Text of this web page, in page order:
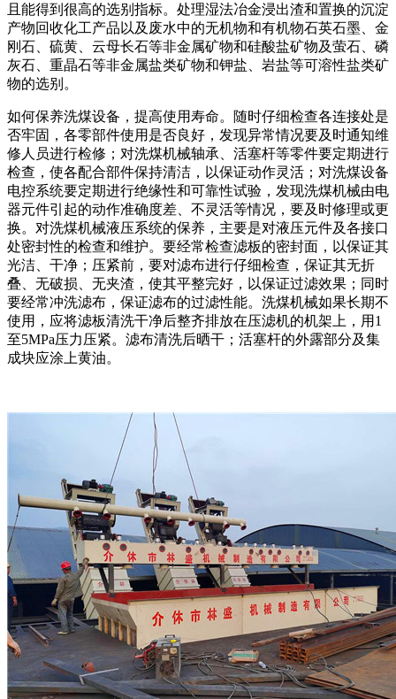
且能得到很高的选别指标。处理湿法冶金浸出渣和置换的沉淀
产物回收化工产品以及废水中的无机物和有机物石英石墨、金
刚石、硫黄、云母长石等非金属矿物和硅酸盐矿物及萤石、磷
灰石、重晶石等非金属盐类矿物和钾盐、岩盐等可溶性盐类矿
物的选别。
如何保养洗煤设备，提高使用寿命。随时仔细检查各连接处是
否牢固，各零部件使用是否良好，发现异常情况要及时通知维
修人员进行检修；对洗煤机械轴承、活塞杆等零件要定期进行
检查，使各配合部件保持清洁，以保证动作灵活；对洗煤设备
电控系统要定期进行绝缘性和可靠性试验，发现洗煤机械由电
器元件引起的动作准确度差、不灵活等情况，要及时修理或更
换。对洗煤机械液压系统的保养，主要是对液压元件及各接口
处密封性的检查和维护。要经常检查滤板的密封面，以保证其
光洁、干净；压紧前，要对滤布进行仔细检查，保证其无折
叠、无破损、无夹渣，使其平整完好，以保证过滤效果；同时
要经常冲洗滤布，保证滤布的过滤性能。洗煤机械如果长期不
使用，应将滤板清洗干净后整齐排放在压滤机的机架上，用1
至5MPa压力压紧。滤布清洗后晒干；活塞杆的外露部分及集
成块应涂上黄油。